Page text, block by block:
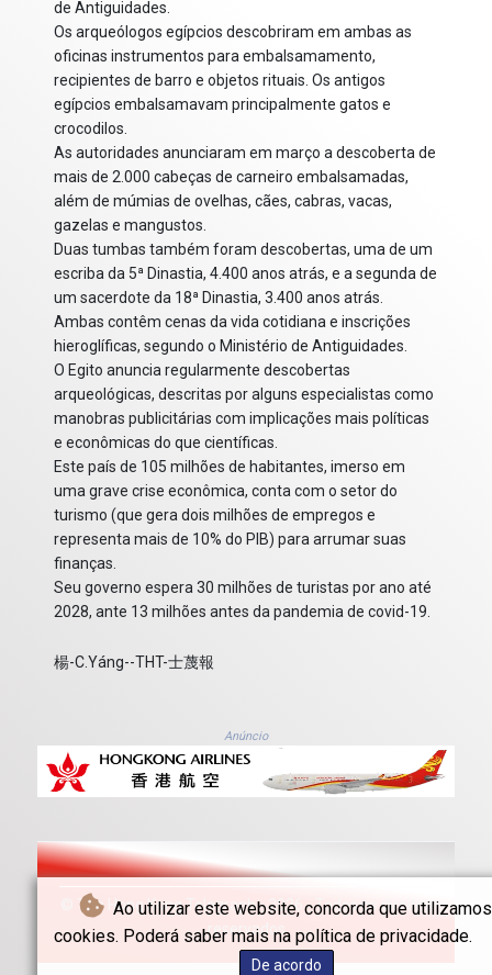
Ao utilizar este website, concorda que utilizamos
cookies. Poderá saber mais na política de privacidade.
De acordo
de Antiguidades.
Os arqueólogos egípcios descobriram em ambas as
oficinas instrumentos para embalsamamento,
recipientes de barro e objetos rituais. Os antigos
egípcios embalsamavam principalmente gatos e
crocodilos.
As autoridades anunciaram em março a descoberta de
mais de 2.000 cabeças de carneiro embalsamadas,
além de múmias de ovelhas, cães, cabras, vacas,
gazelas e mangustos.
Duas tumbas também foram descobertas, uma de um
escriba da 5ª Dinastia, 4.400 anos atrás, e a segunda de
um sacerdote da 18ª Dinastia, 3.400 anos atrás.
Ambas contêm cenas da vida cotidiana e inscrições
hieroglíficas, segundo o Ministério de Antiguidades.
O Egito anuncia regularmente descobertas
arqueológicas, descritas por alguns especialistas como
manobras publicitárias com implicações mais políticas
e econômicas do que científicas.
Este país de 105 milhões de habitantes, imerso em
uma grave crise econômica, conta com o setor do
turismo (que gera dois milhões de empregos e
representa mais de 10% do PIB) para arrumar suas
finanças.
Seu governo espera 30 milhões de turistas por ano até
2028, ante 13 milhões antes da pandemia de covid-19.
楊-C.Yáng--THT-士蔑報
Anúncio
© The Hong Kong Telegraph - 2026 - Todos os direitos
reservados